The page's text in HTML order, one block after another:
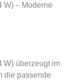
W) – Moderne
W) überzeugt im
die passende